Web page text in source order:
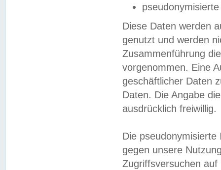
Diese Daten werden
genutzt und werden
Zusammenführung
vorgenommen. Eine
geschäftlicher Daten
Daten. Die Angabe
ausdrücklich freiwillig.
Die
gegen unsere
Zugriffsversuchen